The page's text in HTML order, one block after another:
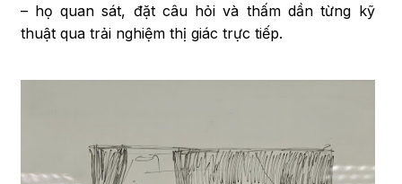
– họ quan sát, đặt câu hỏi và thấm dần từng kỹ
thuật qua trải nghiệm thị giác trực tiếp.